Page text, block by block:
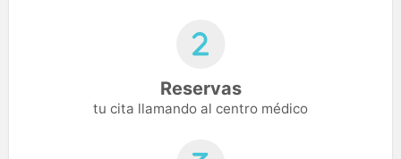
Reservas
tu cita llamando al centro médico